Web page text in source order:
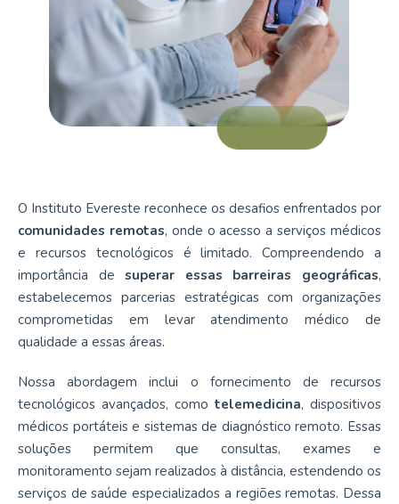
O Instituto Evereste reconhece os desafios enfrentados por
comunidades remotas, onde o acesso a serviços médicos
e recursos tecnológicos é limitado. Compreendendo a
importância desuperar essas barreiras geográficas,
estabelecemos parcerias estratégicas com organizações
comprometidas em levar atendimento médico de
qualidade a essas áreas.
Nossa abordagem inclui o fornecimento de recursos
tecnológicos avançados, como telemedicina, dispositivos
médicos portáteis e sistemas de diagnóstico remoto. Essas
soluções permitem que consultas, exames e
monitoramento sejam realizados à distância, estendendo os
serviços de saúde especializados a regiões remotas. Dessa